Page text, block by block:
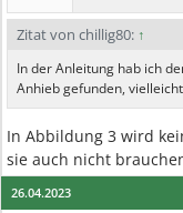
Zitat von chillig80: ↑
In der Anleitung hab ich
Anhieb gefunden,
In Abbildung 3 wird
sie auch nicht
26.04.2023